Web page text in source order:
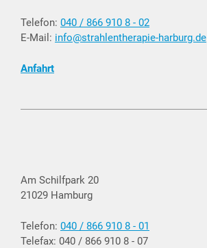
Telefon: 040 / 866 910 8 - 02
E-Mail: info@strahlentherapie-harburg.de
Anfahrt
Am Schilfpark 20
21029 Hamburg
Telefon: 040 / 866 910 8 - 01
Telefax: 040 / 866 910 8 - 07